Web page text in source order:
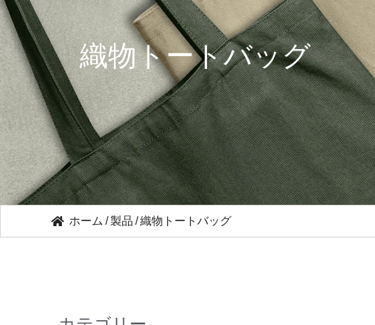
織物トートバッグ
ホーム /製品 /織物トートバッグ